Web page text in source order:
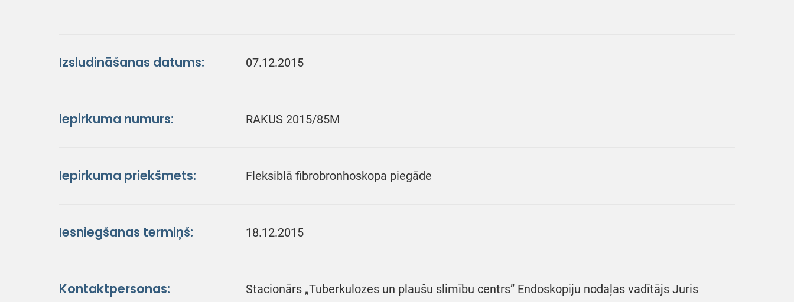
Izsludināšanas datums: 07.12.2015
Iepirkuma numurs: RAKUS 2015/85M
Iepirkuma priekšmets: Fleksiblā fibrobronhoskopa piegāde
Iesniegšanas termiņš: 18.12.2015
Kontaktpersonas:
Stacionārs „Tuberkulozes un plaušu slimību centrs” Endoskopiju nodaļas vadītājs Juris